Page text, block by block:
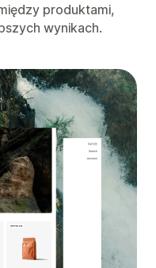
produktami,
wynikach.